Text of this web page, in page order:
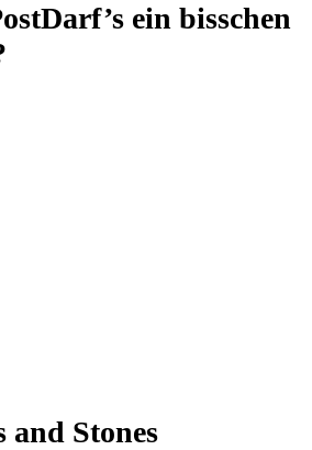
Darf’s ein bisschen
and Stones